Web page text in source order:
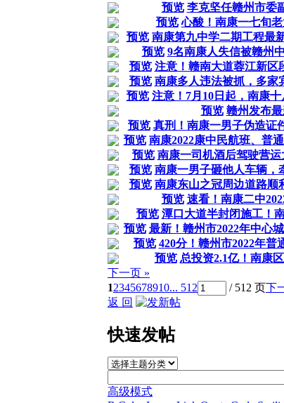
预览 李克坚任赣州市委
预览 心酸！南康一七旬
预览 南康第九中学二期工程最
预览 9名南康人失信被赣州
预览 注意！赣南大道蓉江新区
预览 南康多人违法被抓，多家
预览 注意！7月10日起，南康
预览 赣州发布
预览 真刑！南康一男子伪造证
预览 南康2022康中民航班、普
预览 南康一司机酒后驾驶营
预览 南康一男子砸他人车辆，
预览 南康东山之冠周边道路顺
预览 速看！南康二中
预览 潭口大道半封闭施工！
预览 最新！赣州市2022年中心
预览 420分！赣州市2022年普
预览 总投资2.1亿！南康
下一页 »
12345678910... 512 / 512 页下
返 回
快速发帖
高级模式